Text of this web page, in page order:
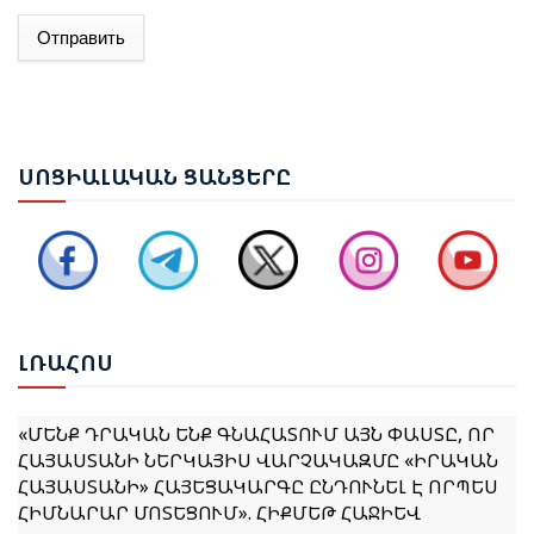
Отправить
ՍՈՑԻԱԼԱԿԱՆ ՑԱՆՑԵՐԸ
ԼՌԱՀՈՍ
ԱԴՐԲԵՋԱՆԻ ԱԳ ՆԱԽԱՐԱՐ ՋԵՅՀՈՒՆ ԲԱՅՐԱՄՈՎԸ
ԵՐԵՎԱՆՈՒՄ ԿԱՅԱՑԵԼ Է ԱՆԻԻ ԿԱՄՐՋԻ
ՎԵՐԱԿԱՆԳՆՄԱՆ ՀԱՐՑԵՐՈՎ ՀԱՅԱՍՏԱՆ-ԹՈՒՐՔԻԱ
ՀԱՅԱՍՏԱՆԻ ՆԵՐԿԱՅԻՍ ՎԱՐՉԱԿԱԶՄԸ «ԻՐԱԿԱՆ
ՀԱՅԱՍՏԱՆԻ» ՀԱՅԵՑԱԿԱՐԳԸ ԸՆԴՈՒՆԵԼ Է ՈՐՊԵՍ
ՀԻՄՆԱՐԱՐ ՄՈՏԵՑՈՒՄ». ՀԻՔՄԵԹ ՀԱՋԻԵՎ